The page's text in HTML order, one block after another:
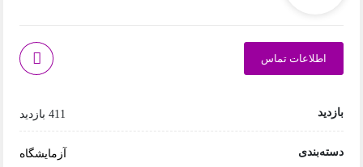
اطلاعات تماس
بازدید 411 بازدید
دسته‌بندی آزمایشگاه